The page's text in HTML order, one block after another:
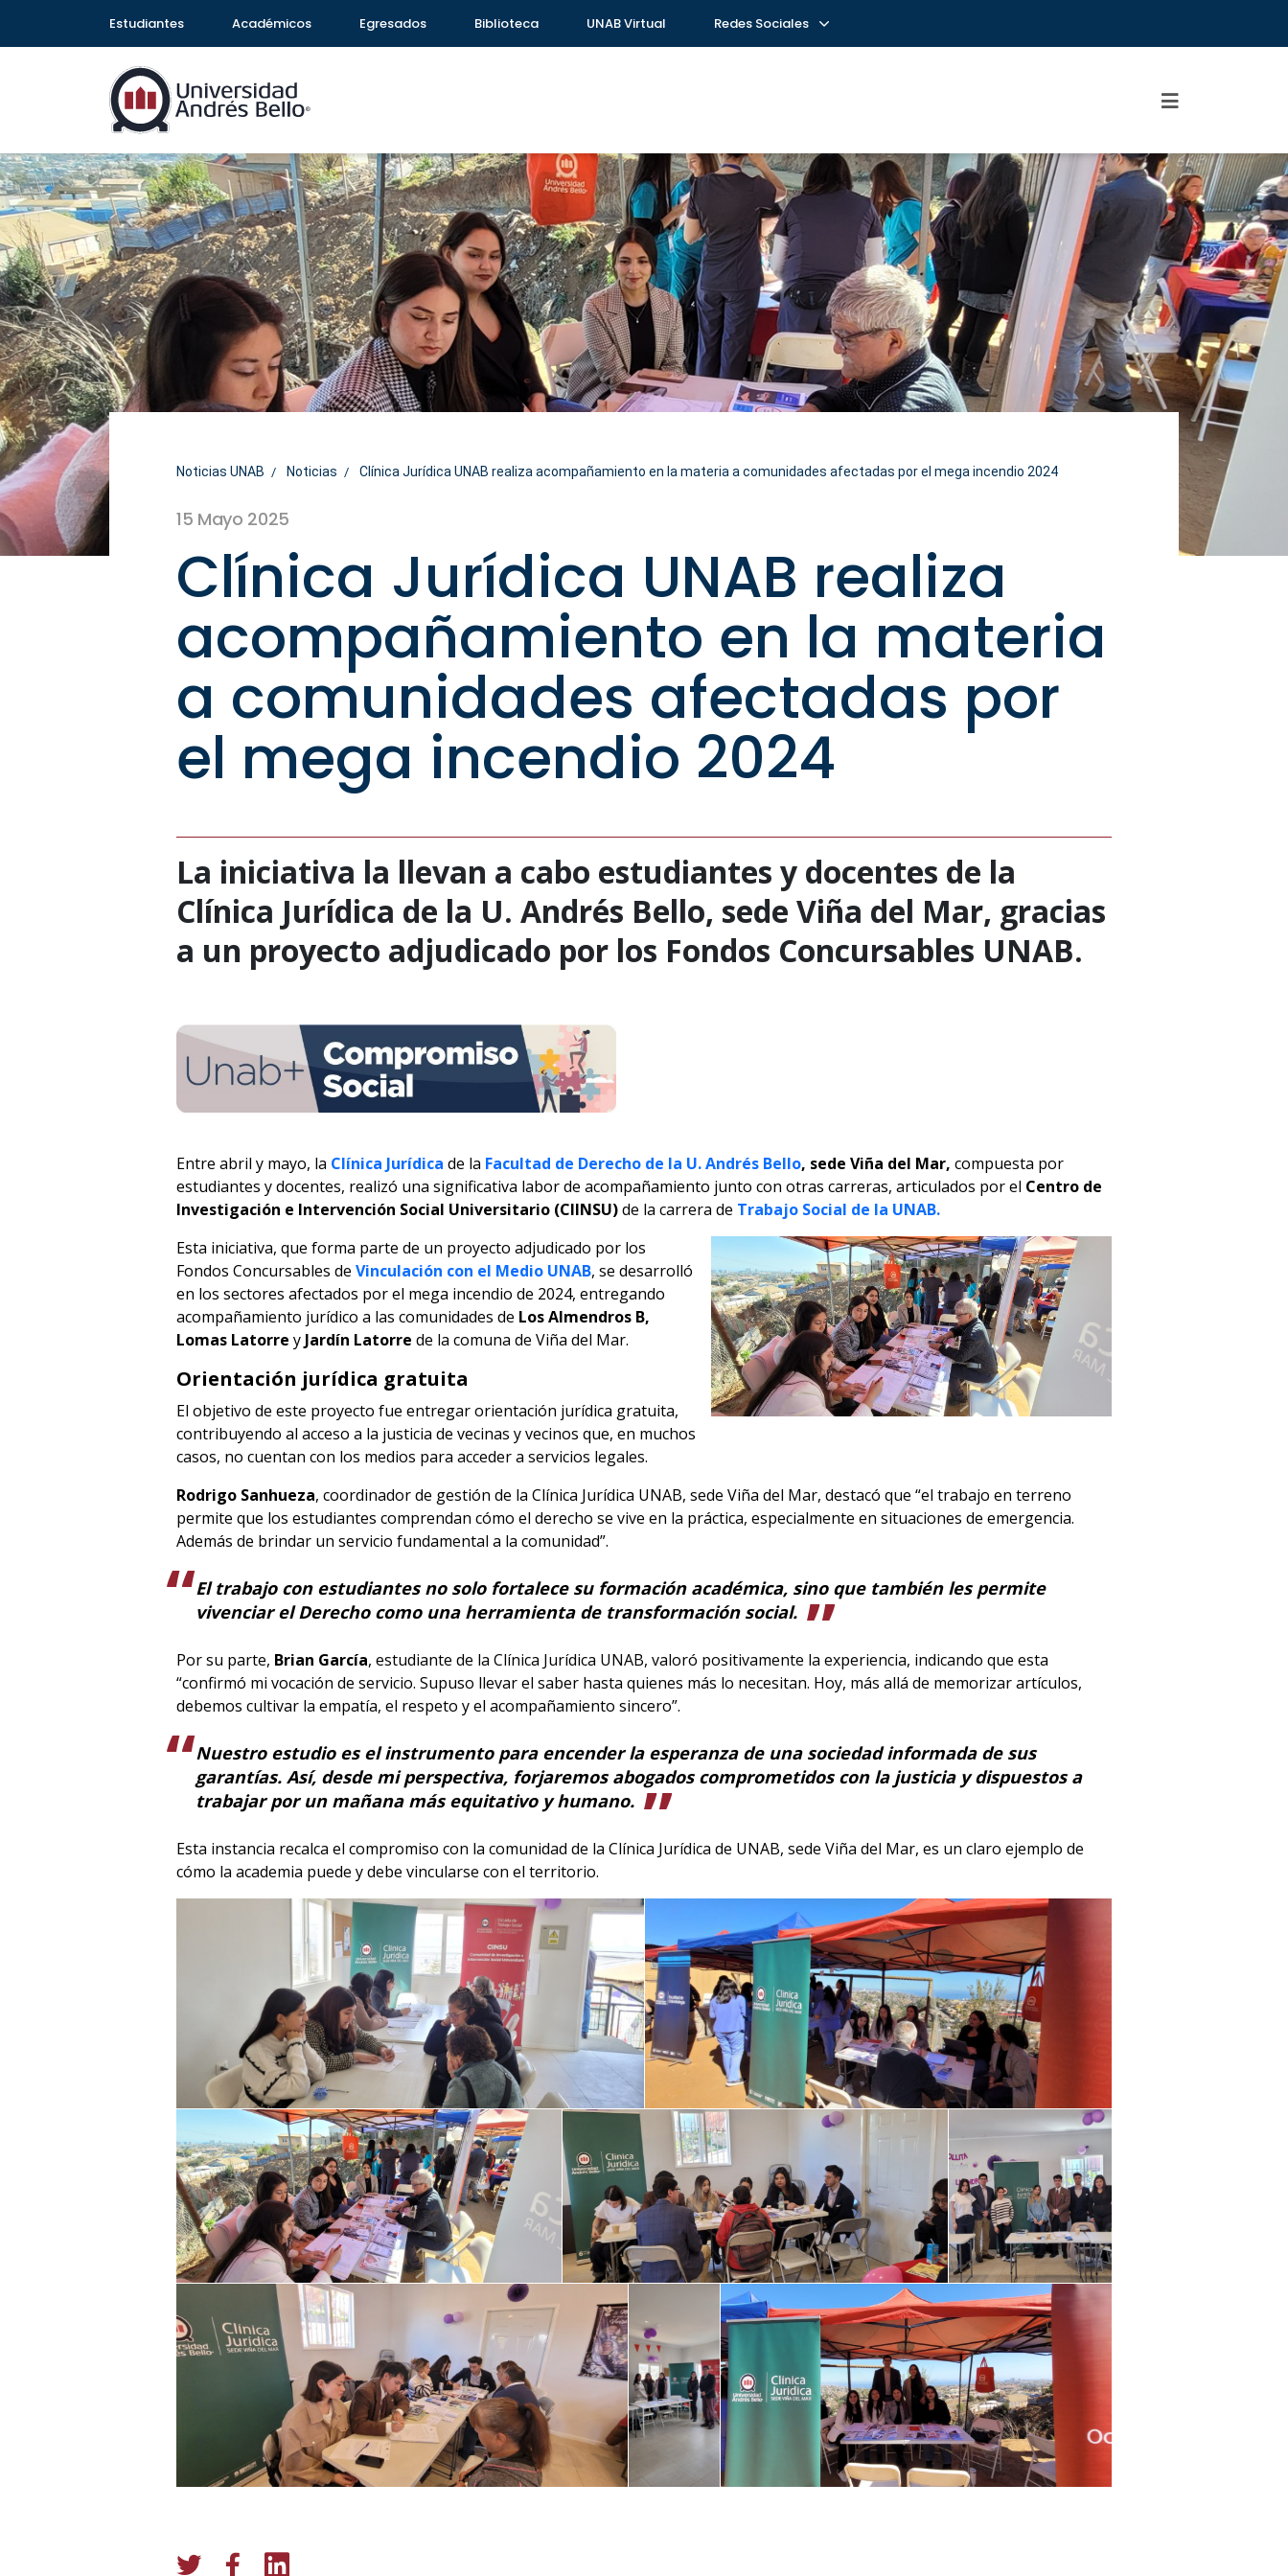
Estudiantes Académicos Egresados Biblioteca UNAB Virtual Redes Sociales
Noticias UNAB Noticias Clínica Jurídica UNAB realiza acompañamiento en la materia a comunidades afectadas por el mega incendio 2024
15 Mayo 2025
Clínica Jurídica UNAB realiza
acompañamiento en la materia
a comunidades afectadas por
el mega incendio 2024
La iniciativa la llevan a cabo estudiantes y docentes de la
Clínica Jurídica de la U. Andrés Bello, sede Viña del Mar, gracias
a un proyecto adjudicado por los Fondos Concursables UNAB.
Entre abril y mayo, la Clínica Jurídica de la Facultad de Derecho de la U. Andrés Bello, sede Viña del Mar, compuesta por
estudiantes y docentes, realizó una significativa labor de acompañamiento junto con otras carreras, articulados por el Centro de
Investigación e Intervención Social Universitario (CIINSU)de la carrera de Trabajo Social de la UNAB.
Esta iniciativa, que forma parte de un proyecto adjudicado por los
Fondos Concursables de Vinculación con el Medio UNAB, se desarrolló
en los sectores afectados por el mega incendio de 2024, entregando
acompañamiento jurídico a las comunidades de Los Almendros B,
Lomas Latorre y Jardín Latorre de la comuna de Viña del Mar.
Orientación jurídica gratuita
El objetivo de este proyecto fue entregar orientación jurídica gratuita,
contribuyendo al acceso a la justicia de vecinas y vecinos que, en muchos
casos, no cuentan con los medios para acceder a servicios legales.
Rodrigo Sanhueza, coordinador de gestión de la Clínica Jurídica UNAB, sede Viña del Mar, destacó que “el trabajo en terreno
permite que los estudiantes comprendan cómo el derecho se vive en la práctica, especialmente en situaciones de emergencia.
Además de brindar un servicio fundamental a la comunidad”.
El trabajo con estudiantes no solo fortalece su formación académica, sino que también les permite
vivenciar el Derecho como una herramienta de transformación social.
Por su parte, Brian García, estudiante de la Clínica Jurídica UNAB, valoró positivamente la experiencia, indicando que esta
“confirmó mi vocación de servicio. Supuso llevar el saber hasta quienes más lo necesitan. Hoy, más allá de memorizar artículos,
debemos cultivar la empatía, el respeto y el acompañamiento sincero”.
Nuestro estudio es el instrumento para encender la esperanza de una sociedad informada de sus
garantías. Así, desde mi perspectiva, forjaremos abogados comprometidos con la justicia y dispuestos a
trabajar por un mañana más equitativo y humano.
Esta instancia recalca el compromiso con la comunidad de la Clínica Jurídica de UNAB, sede Viña del Mar, es un claro ejemplo de
cómo la academia puede y debe vincularse con el territorio.